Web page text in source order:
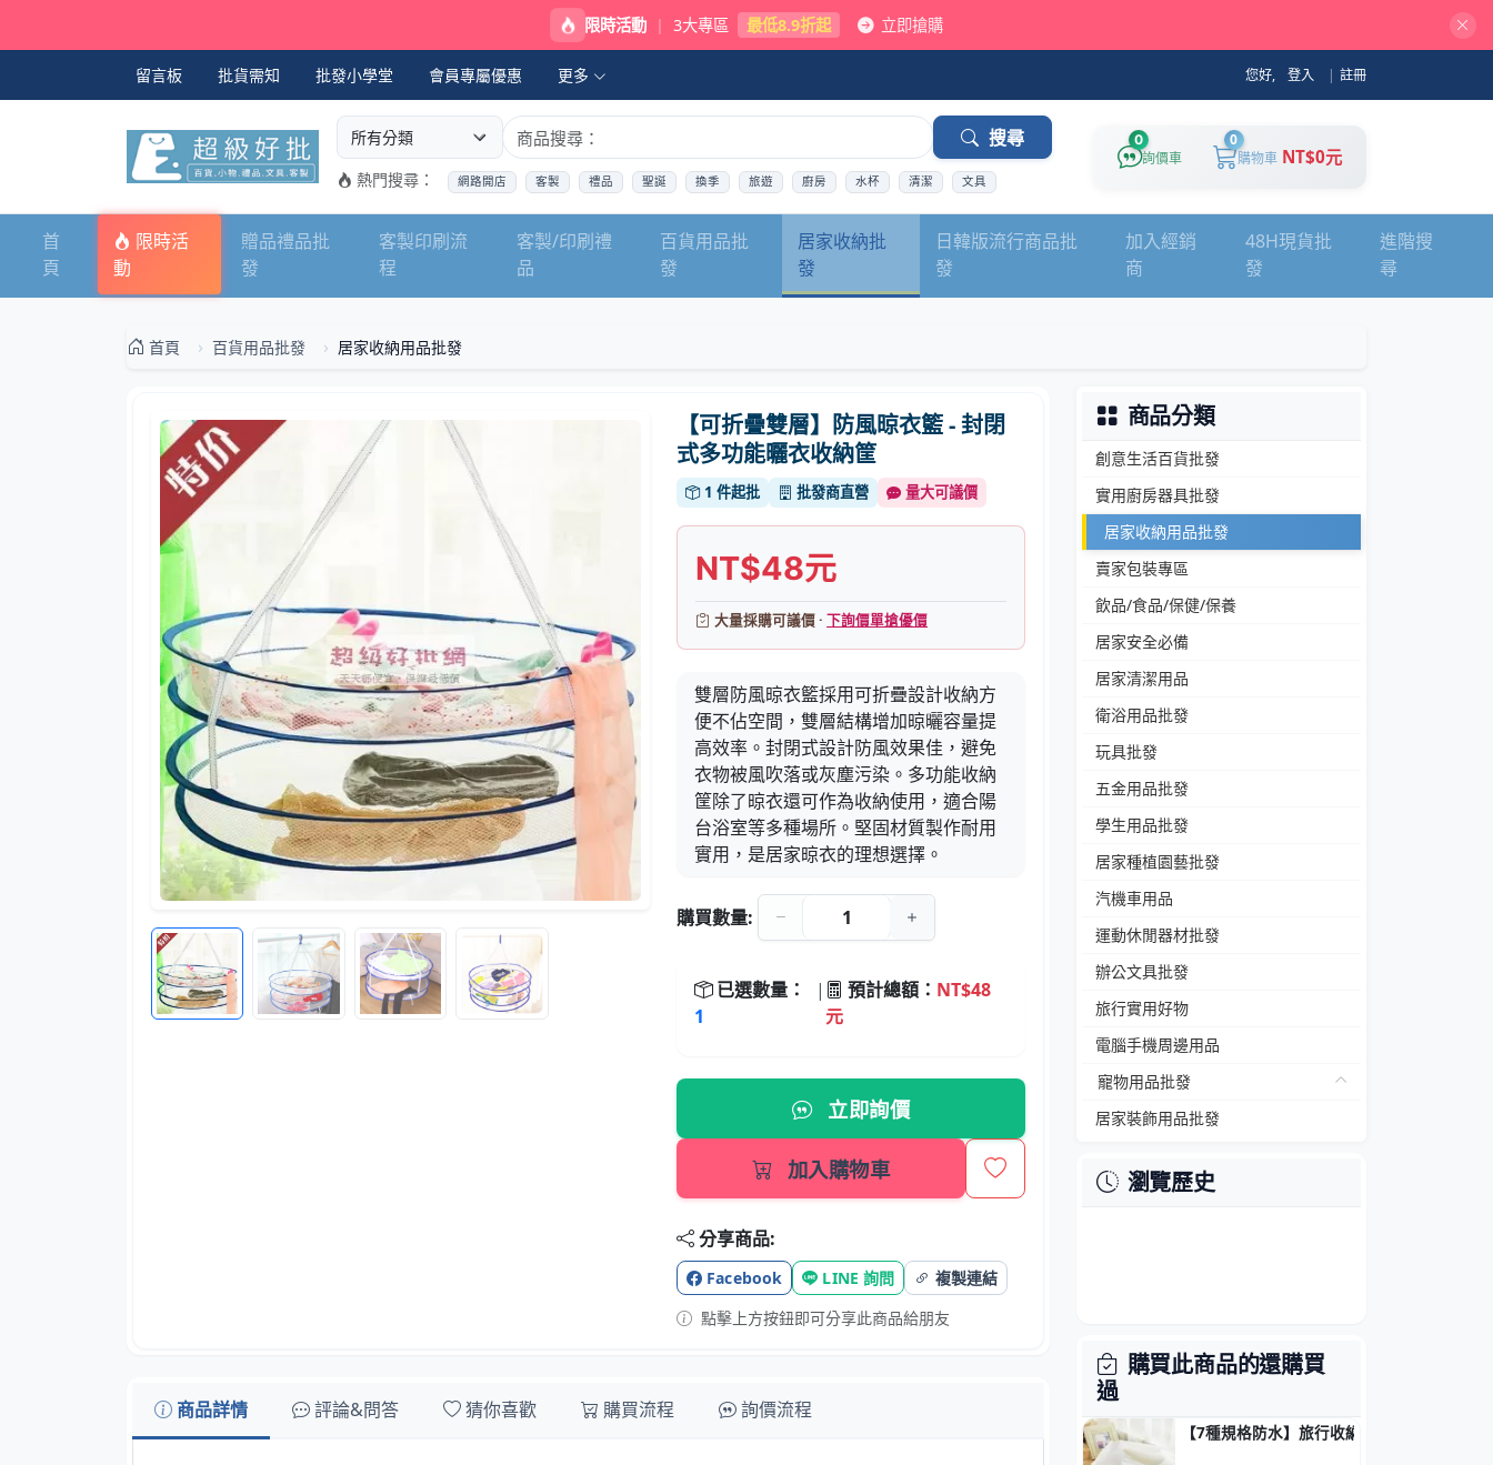
限時活動 | 3大專區 最低8.9折起 立即搶購
留言板 批貨需知 批發小學堂 會員專屬優惠 更多 您好, 登入 | 註冊
選擇商品分類
搜尋商品關鍵字 搜尋
熱門搜尋： 網路開店 客製 禮品 聖誕 換季 旅遊 廚房 水杯 清潔 文具
0
詢價車
0
購物車 NT$0元
首
頁
限時活
動
贈品禮品批
發
客製印刷流
程
客製/印刷禮
品
百貨用品批
發
居家收納批
發
日韓版流行商品批
發
加入經銷
商
48H現貨批
發
進階搜
尋
首頁 百貨用品批發 居家收納用品批發
【可折疊雙層】防風晾衣籃 - 封閉
式多功能曬衣收納筐
1 件起批 批發商直營 量大可議價
NT$48元
大量採購可議價 ·下詢價單搶優價
雙層防風晾衣籃採用可折疊設計收納方
便不佔空間，雙層結構增加晾曬容量提
高效率。封閉式設計防風效果佳，避免
衣物被風吹落或灰塵污染。多功能收納
筐除了晾衣還可作為收納使用，適合陽
台浴室等多種場所。堅固材質製作耐用
實用，是居家晾衣的理想選擇。
購買數量:
已選數量：
1
| 預計總額： NT$48
元
立即詢價
加入購物車
分享商品:
Facebook LINE 詢問
複製連結
點擊上方按鈕即可分享此商品給朋友
商品詳情 評論&問答 猜你喜歡 購買流程 詢價流程
商品分類
創意生活百貨批發
實用廚房器具批發
居家收納用品批發
賣家包裝專區
飲品/食品/保健/保養
居家安全必備
居家清潔用品
衛浴用品批發
玩具批發
五金用品批發
學生用品批發
居家種植園藝批發
汽機車用品
運動休閒器材批發
辦公文具批發
旅行實用好物
電腦手機周邊用品
寵物用品批發
居家裝飾用品批發
瀏覽歷史
購買此商品的還購買
過
【7種規格防水】旅行收納袋 - PVC透明衣物